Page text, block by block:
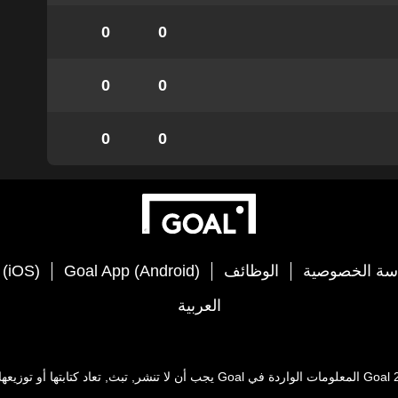
0
0
0
0
0
0
الخصوصية الوظائف Goal App (Android)
العربية
Goal المعلومات الواردة في Goal يجب أن لا تنشر, تبث, تعاد كتابتها أو